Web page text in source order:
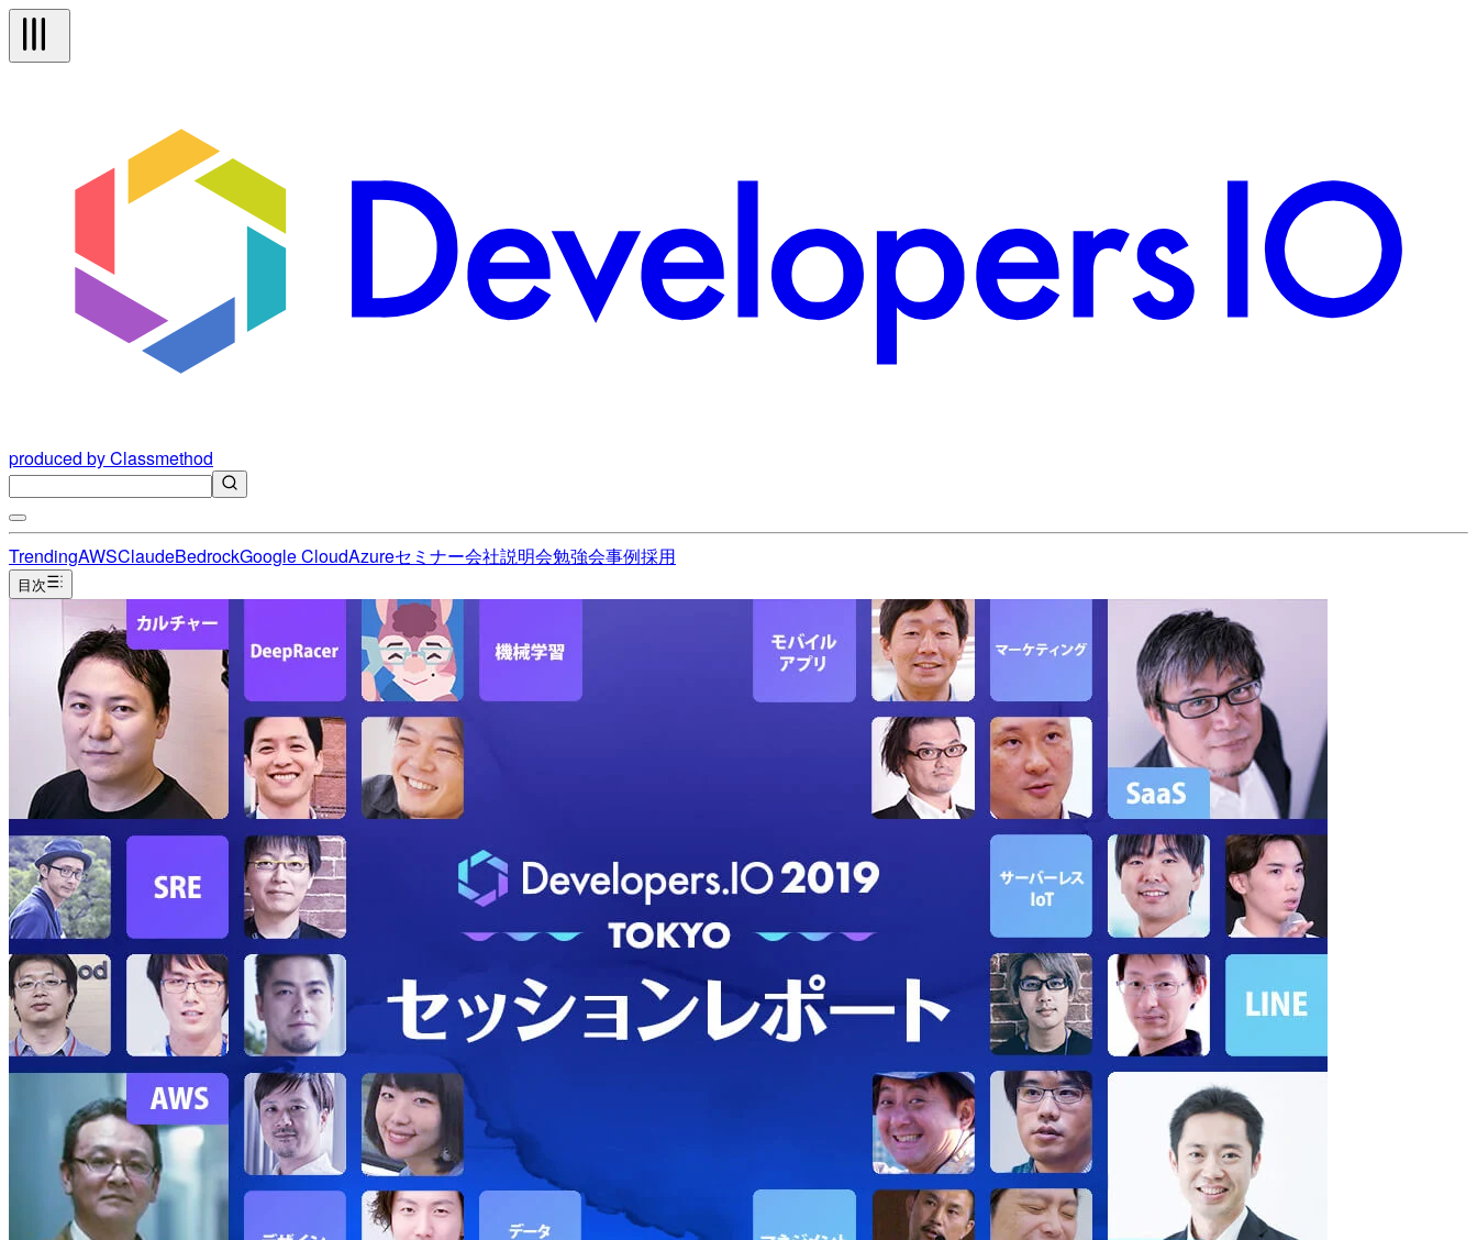
produced by Classmethod
TrendingAWSClaudeBedrockGoogle CloudAzureセミナー会社説明会勉強会事例採用
目次